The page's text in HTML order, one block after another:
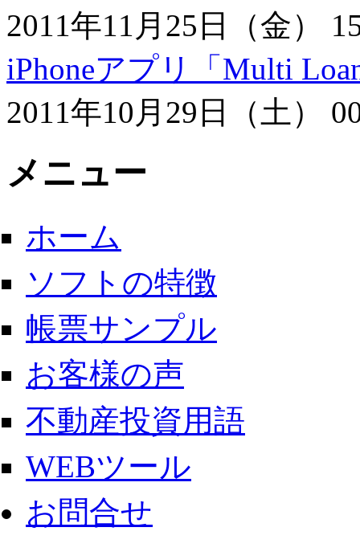
2011年11月25日（金）
iPhoneアプリ「Multi
2011年10月29日（土）
メニュー
ホーム
ソフトの特徴
帳票サンプル
お客様の声
不動産投資用語
WEBツール
お問合せ